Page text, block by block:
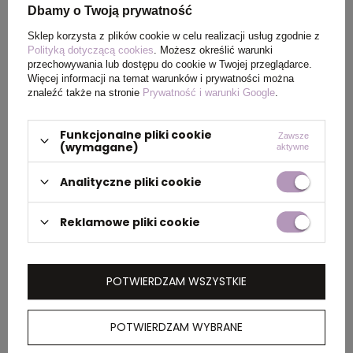
Kolor czarny
PAKOWANIE
Wymiary
kartonu
35 x 55 x 43 cm
35 x 55 x
kartonu
zewnętrznego
10 kg ,11 kg
OPIS
Dbamy o Twoją prywatność
Sklep korzysta z plików cookie w celu realizacji usług zgodnie z
Polityką dotyczącą cookies . Możesz określić warunki
przechowywania lub dostępu do cookie w Twojej przeglądarce.
Więcej informacji na temat warunków i prywatności można
znaleźć także na stronie Prywatność i warunki Google
Funkcjonalne pliki cookie
(wymagane)
Zawsze
aktywne
Analityczne pliki cookie
Reklamowe pliki cookie
POTWIERDZAM WYBRANE
POTWIERDZAM WSZYSTKIE